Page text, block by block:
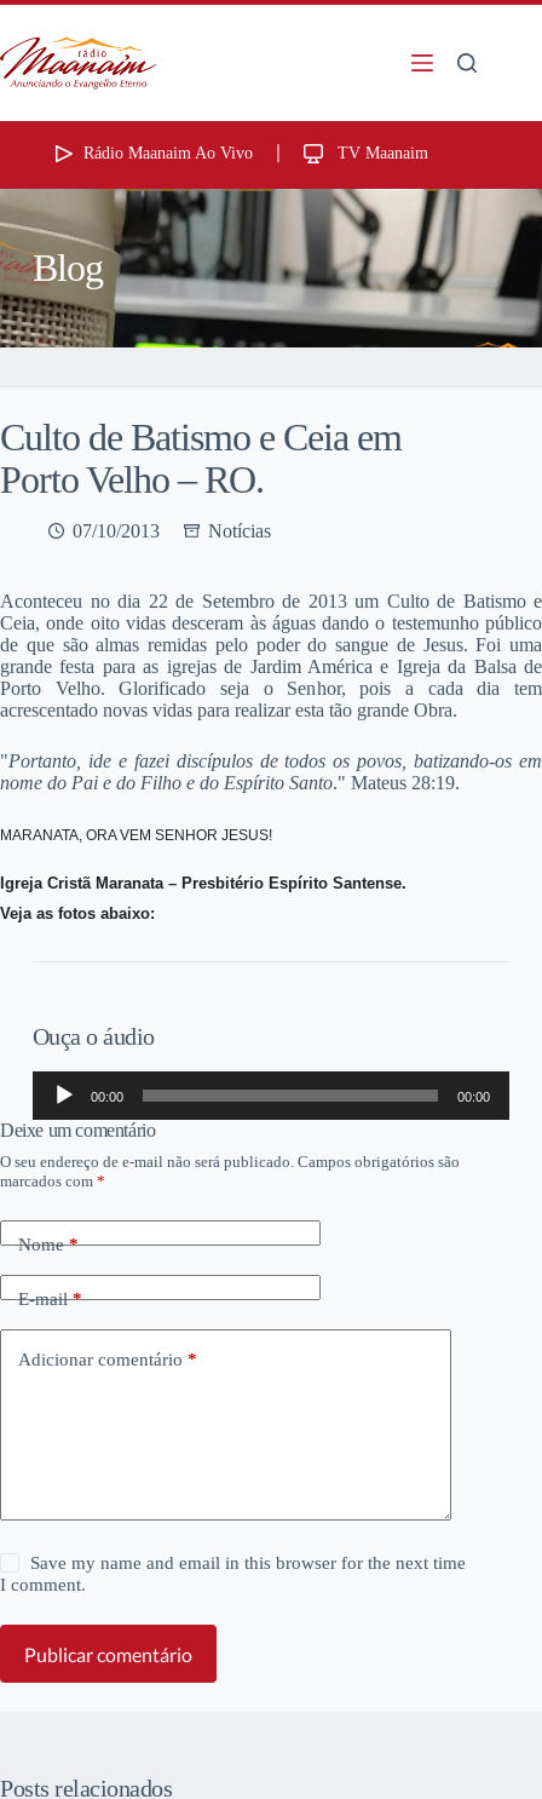
Rádio Maanaim Ao Vivo TV Maanaim
Blog
Culto de Batismo e Ceia em
Porto Velho – RO.
07/10/2013 Notícias
Aconteceu no dia 22 de Setembro de 2013 um Culto de Batismo e
Ceia, onde oito vidas desceram às águas dando o testemunho público
de que são almas remidas pelo poder do sangue de Jesus. Foi uma
grande festa para as igrejas de Jardim América e Igreja da Balsa de
Porto Velho. Glorificado seja o Senhor, pois a cada dia tem
acrescentado novas vidas para realizar esta tão grande Obra.
"Portanto, ide e fazei discípulos de todos os povos, batizando-os em
nome do Pai e do Filho e do Espírito Santo." Mateus 28:19.
MARANATA, ORA VEM SENHOR JESUS!
Igreja Cristã Maranata – Presbitério Espírito Santense.
Veja as fotos abaixo:
Ouça o áudio
Tocador
áudio
00:00 00:00
Deixe um comentário
O seu endereço de e-mail não será publicado. Campos obrigatórios são
marcados com *
Nome*
E-mail*
Adicionar comentário *
Save my name and email in this browser for the next time
I comment.
Publicar comentário
Posts relacionados